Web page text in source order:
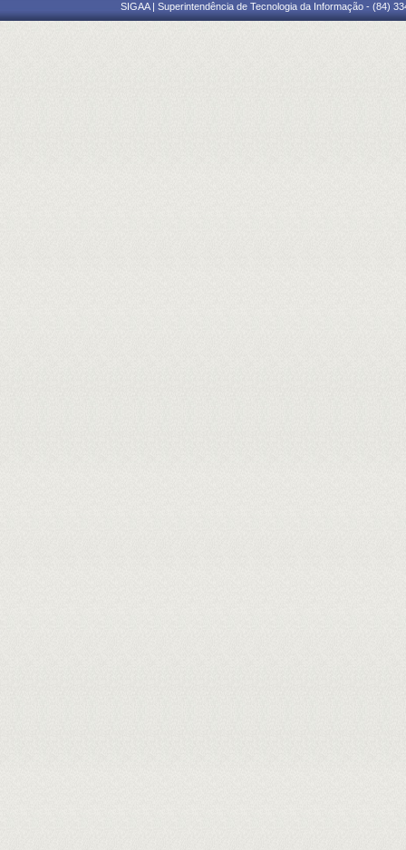
SIGAA | Superintendência de Tecnologia da Informação - (84)